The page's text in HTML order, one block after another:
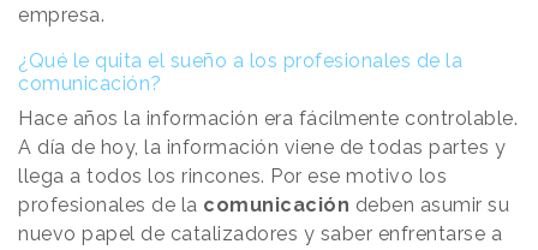
empresa.
¿Qué le quita el sueño a los profesionales de la
comunicación?
Hace años la información era fácilmente controlable.
A día de hoy, la información viene de todas partes y
llega a todos los rincones. Por ese motivo los
profesionales de la comunicación deben asumir su
nuevo papel de catalizadores y saber enfrentarse a